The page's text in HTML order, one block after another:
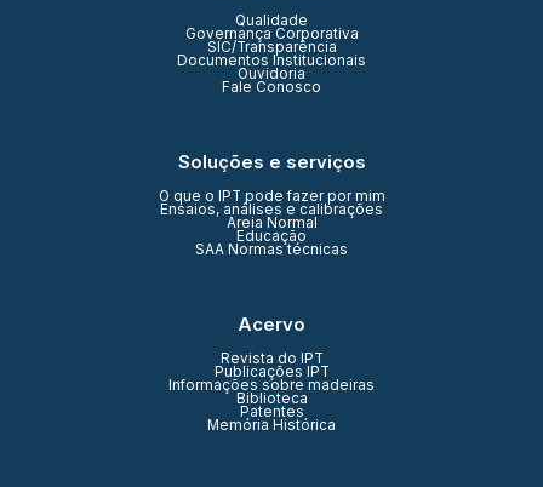
Qualidade
Governança Corporativa
SIC/Transparência
Documentos Institucionais
Ouvidoria
Fale Conosco
Soluções e serviços
O que o IPT pode fazer por mim
Ensaios, análises e calibrações
Areia Normal
Educação
SAA Normas técnicas
Acervo
Revista do IPT
Publicações IPT
Informações sobre madeiras
Biblioteca
Patentes
Memória Histórica